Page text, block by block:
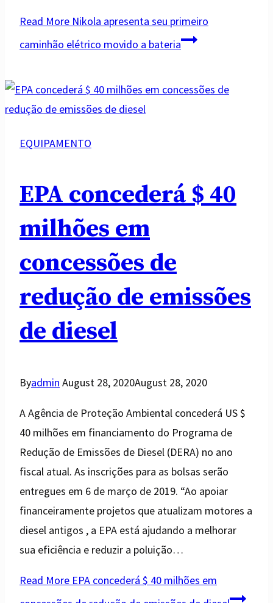
Read More Nikola apresenta seu primeiro
caminhão elétrico movido a bateria
EQUIPAMENTO
EPA concederá $ 40
milhões em
concessões de
redução de emissões
de diesel
Byadmin August 28, 2020August 28, 2020
A Agência de Proteção Ambiental concederá US $
40 milhões em financiamento do Programa de
Redução de Emissões de Diesel (DERA) no ano
fiscal atual. As inscrições para as bolsas serão
entregues em 6 de março de 2019. “Ao apoiar
financeiramente projetos que atualizam motores a
diesel antigos , a EPA está ajudando a melhorar
sua eficiência e reduzir a poluição…
Read More EPA concederá $ 40 milhões em